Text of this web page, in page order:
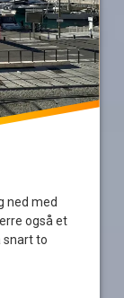
ned med
også et
snart to